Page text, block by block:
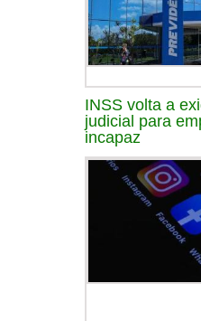
INSS volta a
judicial para
incapaz